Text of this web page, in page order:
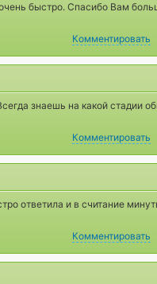
быстро. Спасибо Вам
Комментировать
знаешь на какой стадии
Комментировать
ответила и в считание
Комментировать